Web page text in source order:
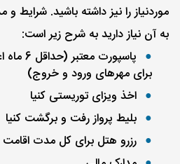
مورد‌نیاز را نیز داشته باشید. شرایط و
به آن نیاز دارید به شرح زیر است:
برای مهرهای ورود و خروج)
اخذ ویزای توریستی کنیا
بلیط پرواز رفت و برگشت کنیا
رزرو هتل برای کل مدت اقامت